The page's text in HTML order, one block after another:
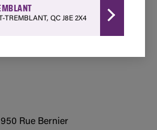
TREMBLANT, QC J8E 2X4
Rue Bernier